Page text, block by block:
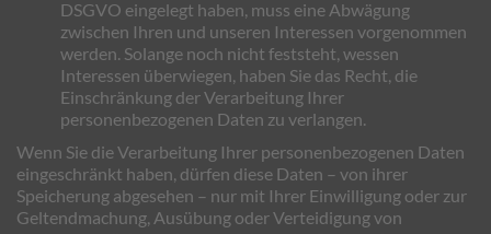
DSGVO eingelegt haben, muss eine Abwägung
zwischen Ihren und unseren Interessen vorgenommen
werden. Solange noch nicht feststeht, wessen
Interessen überwiegen, haben Sie das Recht, die
Einschränkung der Verarbeitung Ihrer
personenbezogenen Daten zu verlangen.
Wenn Sie die Verarbeitung Ihrer personenbezogenen Daten
eingeschränkt haben, dürfen diese Daten – von ihrer
Speicherung abgesehen – nur mit Ihrer Einwilligung oder zur
Geltendmachung, Ausübung oder Verteidigung von